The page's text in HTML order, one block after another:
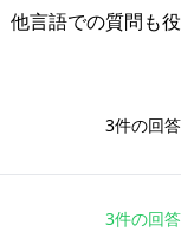
他言語での質問も役
3件の回答
3件の回答